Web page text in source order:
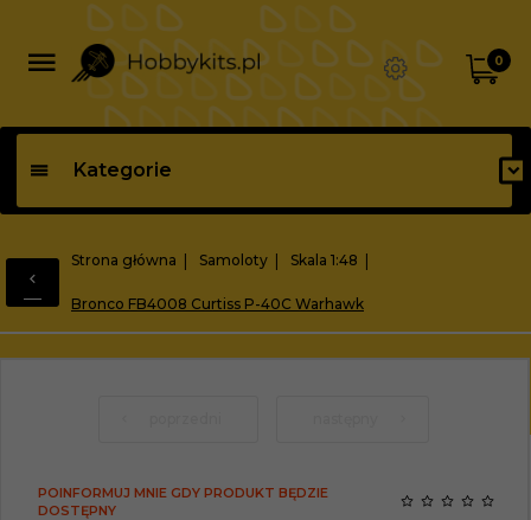
0
Kategorie
Strona główna Samoloty Skala 1:48
Bronco FB4008 Curtiss P-40C Warhawk
POINFORMUJ MNIE GDY PRODUKT BĘDZIE
DOSTĘPNY